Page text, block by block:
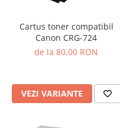
Cartus toner compatibil
Canon CRG-724
de la 80,00 RON
VEZI VARIANTE